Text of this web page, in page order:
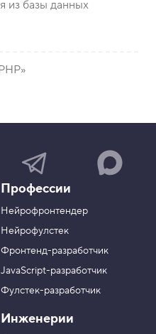
из базы данных
а
к
н
а
в
e
e
Н
а
ш
в
A
Профессии
Нейрофронтендер
Нейрофулстек
Фронтенд-разработчик
JavaScript-разработчик
Фулстек-разработчик
Инженерии